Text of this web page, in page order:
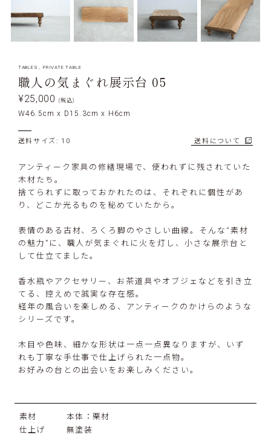
TABLES ,PRIVATE TABLE
職人の気まぐれ展示台 05
¥25,000 (税込)
W46.5cm x D15.3cm x H6cm
送料サイズ: 10 送料について
アンティーク家具の修繕現場で、使われずに残されていた
木材たち。
捨てられずに取っておかれたのは、それぞれに個性があ
り、どこか光るものを秘めていたから。
表情のある古材、ろくろ脚のやさしい曲線。そんな“素材
の魅力”に、職人が気まぐれに火を灯し、小さな展示台と
して仕立てました。
香水瓶やアクセサリー、お茶道具やオブジェなどを引き立
てる、控えめで誠実な存在感。
経年の風合いを楽しめる、アンティークのかけらのような
シリーズです。
木目や色味、細かな形状は一点一点異なりますが、いず
れも丁寧な手仕事で仕上げられた一点物。
お好みの台との出会いをお楽しみください。
素材
本体：栗材
仕上げ
無塗装